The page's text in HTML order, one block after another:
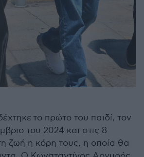
το πρώτο του παιδί, τον
του 2024 και στις 8
ζωή η κόρη τους, η οποία θα